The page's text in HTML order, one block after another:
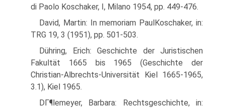
di Paolo Koschaker, I, Milano 1954, pp. 449-476.
David, Martin: In memoriam PaulKoschaker, in:
TRG 19, 3 (1951), pp. 501-503.
Dühring, Erich: Geschichte der Juristischen
Fakultät 1665 bis 1965 (Geschichte der
Christian-Albrechts-Universität Kiel 1665-1965,
3.1), Kiel 1965.
DГ¶lemeyer, Barbara: Rechtsgeschichte, in: